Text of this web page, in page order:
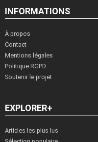
INFORMATIONS
À propos
Contact
Mentions légales
Politique RGPD
Soutenir le projet
EXPLORER+
Articles les plus lus